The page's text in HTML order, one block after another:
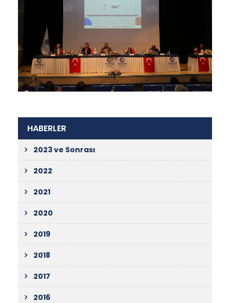
HABERLER
2023 ve Sonrası
2022
2021
2020
2019
2018
2017
2016